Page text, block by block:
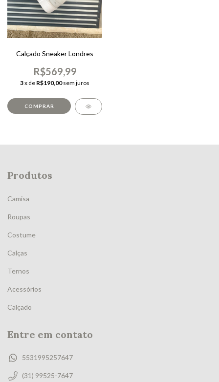
Calçado Sneaker Londres
R$569,99
3x de R$190,00 sem juros
COMPRAR
Produtos
Camisa
Roupas
Costume
Calças
Ternos
Acessórios
Calçado
Entre em contato
5531995257647
(31) 99525-7647